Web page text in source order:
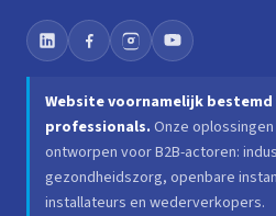
Website voornamelijk
professionals. Onze oplossingen
ontworpen voor B2B-actoren:
gezondheidszorg, openbare
installateurs en wederverkopers.